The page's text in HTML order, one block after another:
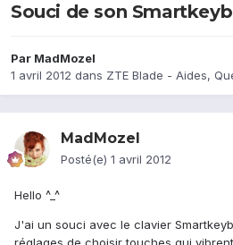
Souci de son
Par MadMozel
1 avril 2012 dans ZTE Blade - Aides,
MadMozel
Posté(e) 1 avril 2012
Hello ^_^
J'ai un souci avec le clavier